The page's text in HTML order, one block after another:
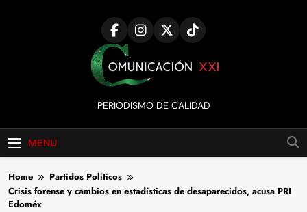
Comunicación
XXI
PERIODISMO DE CALIDAD
MENU
Home
Partidos Políticos
Crisis forense y cambios en estadísticas de desaparecidos, acusa PRI
Edoméx